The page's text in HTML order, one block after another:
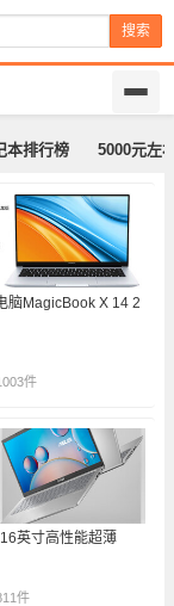
搜索
本排行榜 5000元左
脑MagicBook X 14 2
件
英寸高性能超薄
件